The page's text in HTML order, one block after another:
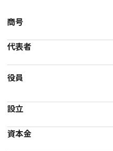
商号
代表者
役員
設立
資本金